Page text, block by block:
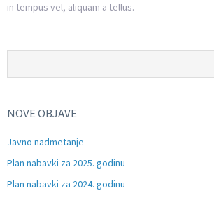
in tempus vel, aliquam a tellus.
NOVE OBJAVE
Javno nadmetanje
Plan nabavki za 2025. godinu
Plan nabavki za 2024. godinu